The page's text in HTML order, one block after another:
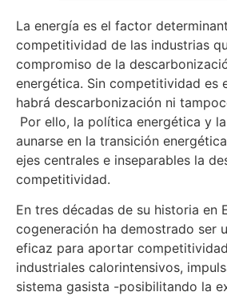
La energía es el factor
competitividad de las industrias
compromiso de la
energética. Sin competitividad es
habrá descarbonización ni
Por ello, la política energética y
aunarse en la transición
ejes centrales e inseparables la
competitividad.
En tres décadas de su historia en
cogeneración ha demostrado ser
eficaz para aportar
industriales calorintensivos,
sistema gasista -posibilitando la